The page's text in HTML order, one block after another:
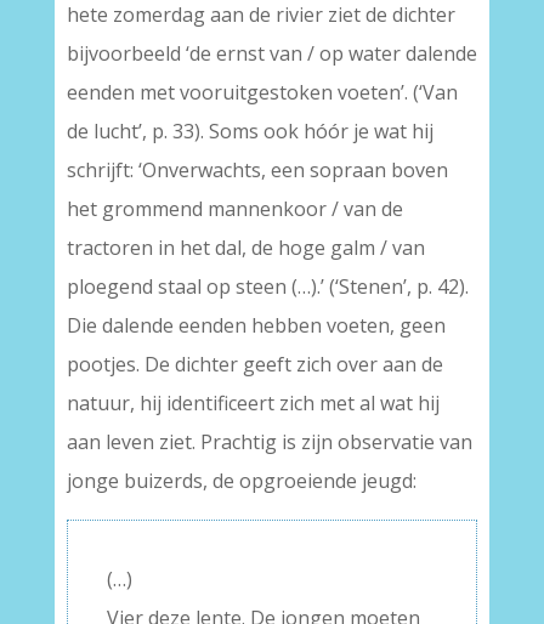
hete zomerdag aan de rivier ziet de dichter
bijvoorbeeld ‘de ernst van / op water dalende
eenden met vooruitgestoken voeten’. (‘Van
de lucht’, p. 33). Soms ook hóór je wat hij
schrijft: ‘Onverwachts, een sopraan boven
het grommend mannenkoor / van de
tractoren in het dal, de hoge galm / van
ploegend staal op steen (…).’ (‘Stenen’, p. 42).
Die dalende eenden hebben voeten, geen
pootjes. De dichter geeft zich over aan de
natuur, hij identificeert zich met al wat hij
aan leven ziet. Prachtig is zijn observatie van
jonge buizerds, de opgroeiende jeugd:
(…)
Vier deze lente. De jongen moeten